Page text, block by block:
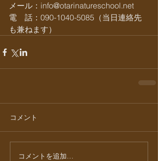
メール：info@otarinatureschool.net
電　話：090-1040-5085（当日連絡先
も兼ねます）
コメント
コメントを追加…